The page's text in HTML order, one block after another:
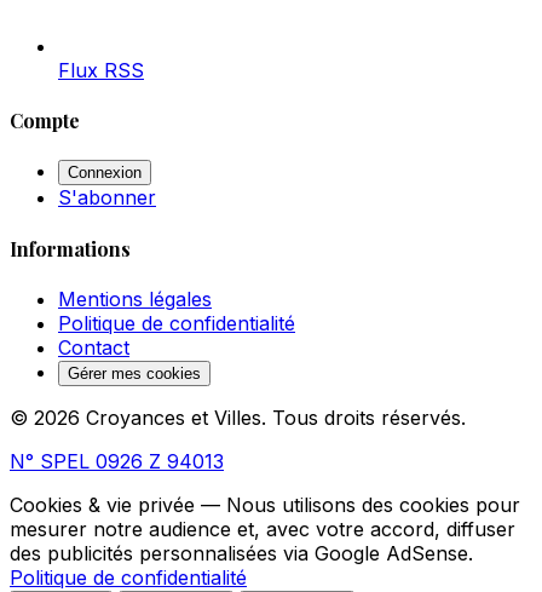
Flux RSS
Compte
Connexion
S'abonner
Informations
Mentions légales
Politique de confidentialité
Contact
Gérer mes cookies
© 2026 Croyances et Villes. Tous droits réservés.
N° SPEL 0926 Z 94013
Cookies & vie privée — Nous utilisons des cookies pour
mesurer notre audience et, avec votre accord, diffuser
des publicités personnalisées via Google AdSense.
Politique de confidentialité